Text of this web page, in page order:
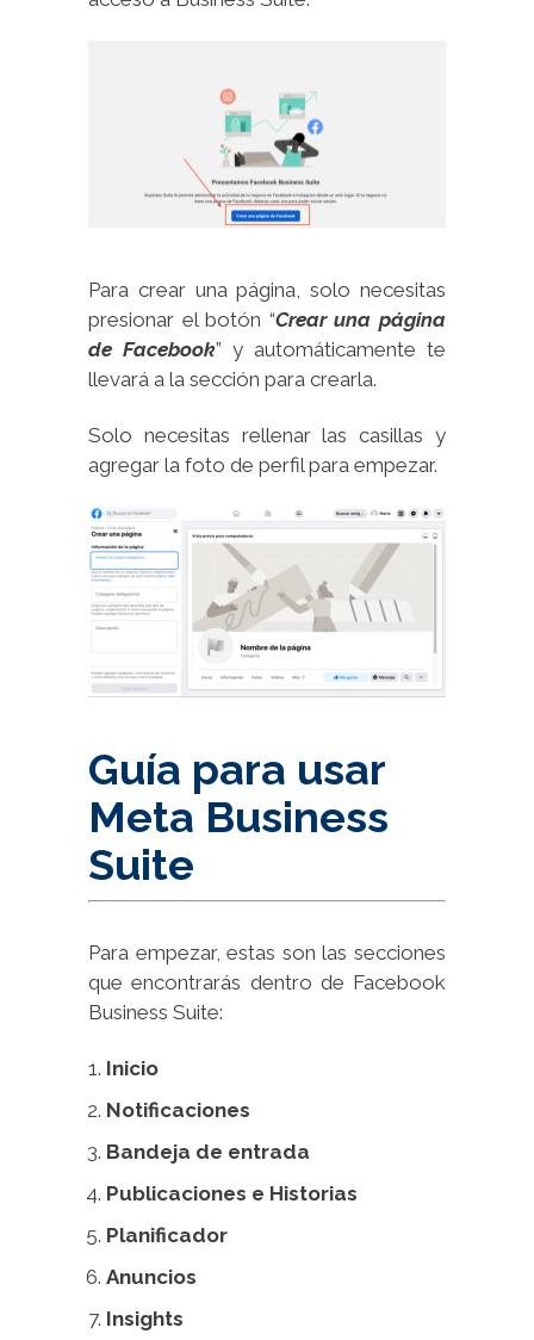
Para crear una página, solo necesitas
presionar el botón “Crear una página
de Facebook” y automáticamente te
llevará a la sección para crearla.
Solo necesitas rellenar las casillas y
agregar la foto de perfil para empezar.
Guía para usar
Meta Business
Suite
Para empezar, estas son las secciones
que encontrarás dentro de Facebook
Business Suite:
Inicio
Notificaciones
Bandeja de entrada
Publicaciones e Historias
Planificador
Anuncios
Insights